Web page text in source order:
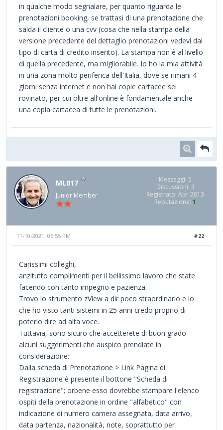
in qualche modo segnalare, per quanto riguarda le
prenotazioni booking, se trattasi di una prenotazione che
salda il cliente o una cvv (cosa che nella stampa della
versione precedente del dettaglio prenotazioni vedevi dal
tipo di carta di credito inserito). La stampa non è al livello
di quella precedente, ma migliorabile. Io ho la mia attività
in una zona molto periferica dell'Italia, dove se rimani 4
giorni senza internet e non hai copie cartacee sei
rovinato, per cui oltre all'online è fondamentale anche
una copia cartacea di tutte le prenotazioni.
ML017
Junior Member
Messaggi: 5
Discussioni: 3
Registrato: Apr 2013
Reputazione: 1
#22
11-10-2021, 05:55 PM
Carissimi colleghi,
anzitutto complimenti per il bellissimo lavoro che state
facendo con tanto impegno e pazienza.
Trovo lo strumento zView a dir poco straordinario e io
che ho visto tanti sistemi in 25 anni credo proprio di
poterlo dire ad alta voce.
Tuttavia, sono sicuro che accetterete di buon grado
alcuni suggerimenti che auspico prendiate in
considerazione:
Dalla scheda di Prenotazione > Link Pagina di
Registrazione è presente il bottone "Scheda di
registrazione"; orbene esso dovrebbe stampare l'elenco
ospiti della prenotazione in ordine "alfabetico" con
indicazione di numero camera assegnata, data arrivo,
data partenza, nazionalità, note, soprattutto per